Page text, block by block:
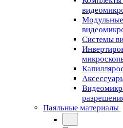
Cистемы
Паяльные материалы